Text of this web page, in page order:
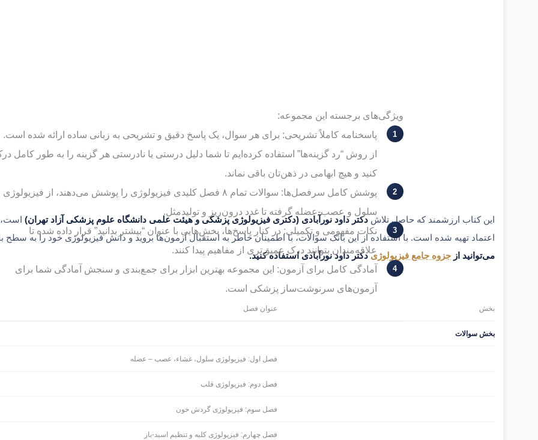
ویژگی‌های برجسته این مجموعه:
پاسخنامه کاملاً تشریحی: برای هر سوال، یک پاسخ دقیق و تشریحی به زبانی ساده ارائه شده است.
از روش “رد گزینه‌ها” استفاده کرده‌ایم تا شما دلیل درستی یا نادرستی هر گزینه را به طور کامل
کنید و هیچ ابهامی در ذهن‌تان باقی نماند.
پوشش کامل سرفصل‌ها: سوالات تمام ۸ فصل کلیدی فیزیولوژی را پوشش می‌دهند، از فیزیولوژی
سلول و عصب-عضله گرفته تا غدد درون‌ریز و تولیدمثل.
نکات مفهومی و تکمیلی: در کنار پاسخ‌ها، بخش‌هایی با عنوان “بیشتر بدانید” قرار داده شده تا
علاقه‌مندان بتوانند درک عمیق‌تری از مفاهیم پیدا کنند.
آمادگی کامل برای آزمون: این مجموعه بهترین ابزار برای جمع‌بندی و سنجش آمادگی شما برای
آزمون‌های سرنوشت‌ساز پزشکی است.
این کتاب ارزشمند که حاصل تلاش دکتر داود نورآبادی (دکتری فیزیولوژی پزشکی و هیئت علمی دانشگاه علوم پزشکی آزاد تهران) است،
اعتماد تهیه شده است. با استفاده از این بانک سوالات، با اطمینان خاطر به استقبال آزمون‌ها بروید و دانش فیزیولوژی خود را به سطح
می‌توانید از جزوه جامع فیزیولوژیدکتر داود نورآبادی استفاده کنید.
بخش عنوان فصل
بخش سوالات
فصل اول: فیزیولوژی سلول، غشاء، عصب – عضله
فصل دوم: فیزیولوژی قلب
فصل سوم: فیزیولوژی گردش خون
فصل چهارم: فیزیولوژی کلیه و تنظیم اسید-باز